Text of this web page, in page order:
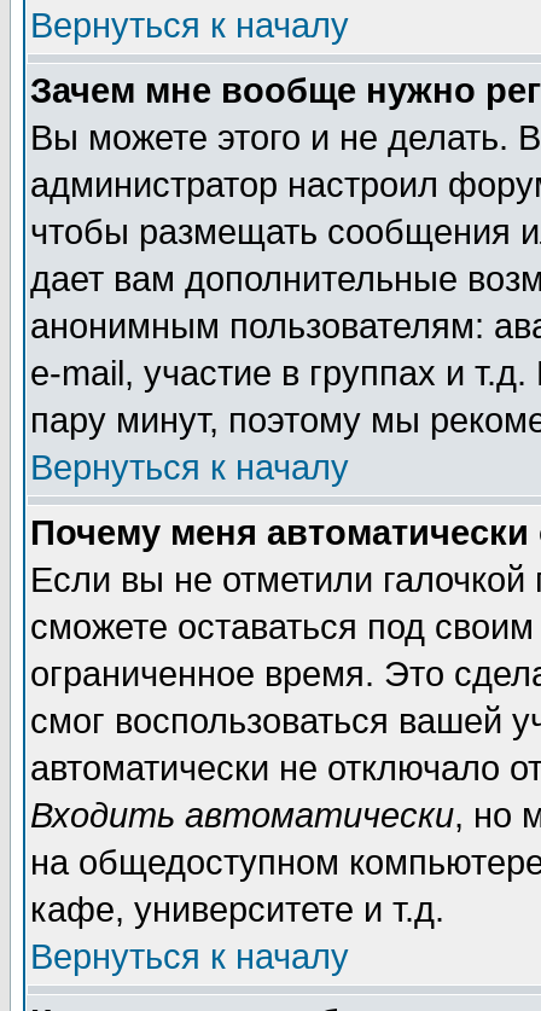
Вернуться к началу
Зачем мне вообще нужно
Вы можете этого и не делать.
администратор настроил
чтобы размещать сообщения
дает вам дополнительные
анонимным пользователям:
e-mail, участие в группах и
пару минут, поэтому мы
Вернуться к началу
Почему меня автоматически
Если вы не отметили галочкой
сможете оставаться под
ограниченное время. Это
смог воспользоваться вашей
автоматически не отключало
Входить автоматически, но
на общедоступном
кафе, университете и т.д.
Вернуться к началу